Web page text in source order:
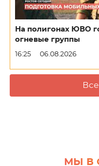
На полигонах ЮВО
огневые группы
16:25 06.08.2026
МЫ В